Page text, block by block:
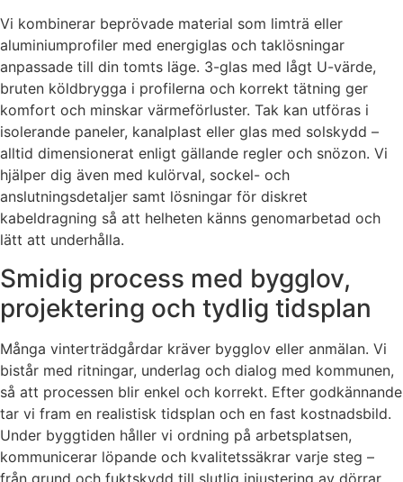
Vi kombinerar beprövade material som limträ eller
aluminiumprofiler med energiglas och taklösningar
anpassade till din tomts läge. 3-glas med lågt U-värde,
bruten köldbrygga i profilerna och korrekt tätning ger
komfort och minskar värmeförluster. Tak kan utföras i
isolerande paneler, kanalplast eller glas med solskydd –
alltid dimensionerat enligt gällande regler och snözon. Vi
hjälper dig även med kulörval, sockel- och
anslutningsdetaljer samt lösningar för diskret
kabeldragning så att helheten känns genomarbetad och
lätt att underhålla.
Smidig process med bygglov,
projektering och tydlig tidsplan
Många vinterträdgårdar kräver bygglov eller anmälan. Vi
bistår med ritningar, underlag och dialog med kommunen,
så att processen blir enkel och korrekt. Efter godkännande
tar vi fram en realistisk tidsplan och en fast kostnadsbild.
Under byggtiden håller vi ordning på arbetsplatsen,
kommunicerar löpande och kvalitetssäkrar varje steg –
från grund och fuktskydd till slutlig injustering av dörrar